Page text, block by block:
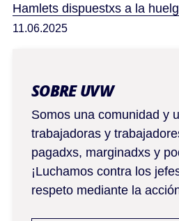
Hamlets dispuestxs a la
11.06.2025
SOBRE UVW
Somos una comunidad y
trabajadoras y
pagadxs, marginadxs y
¡Luchamos contra los
respeto mediante la